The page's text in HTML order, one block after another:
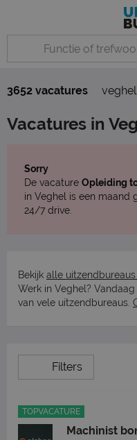
3652 vacatures veghel
Vacatures in
Sorry
De vacature Opleiding
in Veghel is een maand
24/7 drive.
Bekijk alle uitzendbureaus
Werk in Veghel?
van vele uitzendbureaus.
Filters
TOPVACATURE
Machinist